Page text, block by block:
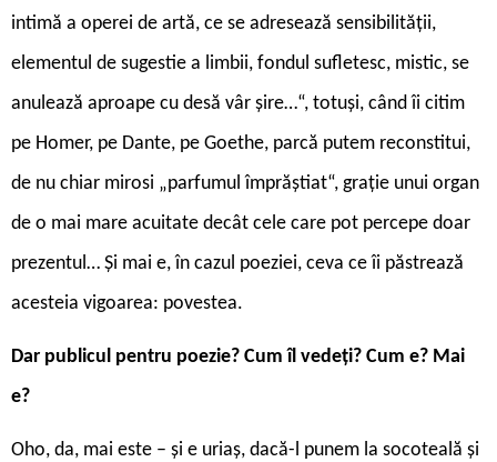
intimă a operei de artă, ce se adresează sensibilității,
elementul de sugestie a limbii, fondul sufletesc, mistic, se
anulează aproape cu desă vâr șire…“, totuși, când îi citim
pe Homer, pe Dante, pe Goethe, parcă putem reconstitui,
de nu chiar mirosi „parfumul împrăștiat“, grație unui organ
de o mai mare acuitate decât cele care pot percepe doar
prezentul… Și mai e, în cazul poeziei, ceva ce îi păstrează
acesteia vigoarea: povestea.
Dar publicul pentru poezie? Cum îl vedeți? Cum e? Mai
e?
Oho, da, mai este – și e uriaș, dacă-l punem la socoteală și